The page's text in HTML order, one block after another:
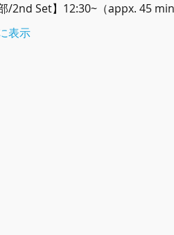
部/2nd Set】12:30~（appx. 45
表示